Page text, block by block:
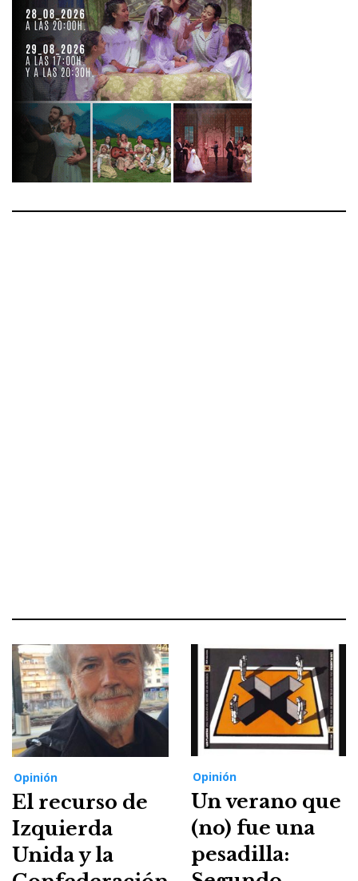
Opinión
El recurso de
Izquierda
Unida y la
Opinión
Un verano que
(no) fue una
pesadilla: